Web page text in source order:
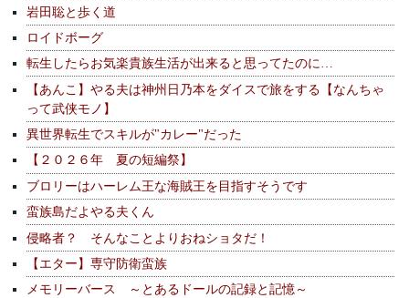
岩田聡と歩く道
ロイドボーグ
転生したらお気楽貴族生活が出来ると思ってたのに…
【あんこ】やる夫は神州日乃本をダイスで旅をする【なんちゃ
って武侠モノ】
異世界転生でスキルが"カレー"だった
【２０２６年 夏の短編祭】
ブロリーはハーレム王な海賊王を目指すそうです
蛮族島だよやる夫くん
侵略者？ そんなことよりおねショタだ！
【エター】専守防衛蛮族
メモリーバース ～とあるドールの記録と記憶～